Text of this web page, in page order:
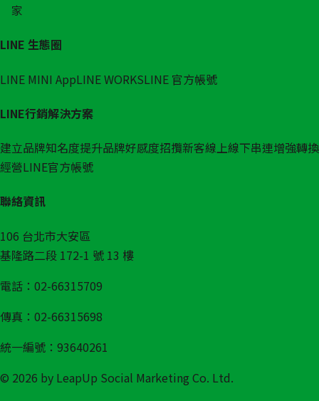
家
LINE 生態圈
LINE MINI AppLINE WORKSLINE 官方帳號
LINE行銷解決方案
建立品牌知名度提升品牌好感度招攬新客線上線下串連增強轉換
經營LINE官方帳號
聯絡資訊
106 台北市大安區
基隆路二段 172-1 號 13 樓
電話：02-66315709
傳真：02-66315698
統一編號：93640261
© 2026 by LeapUp Social Marketing Co. Ltd.